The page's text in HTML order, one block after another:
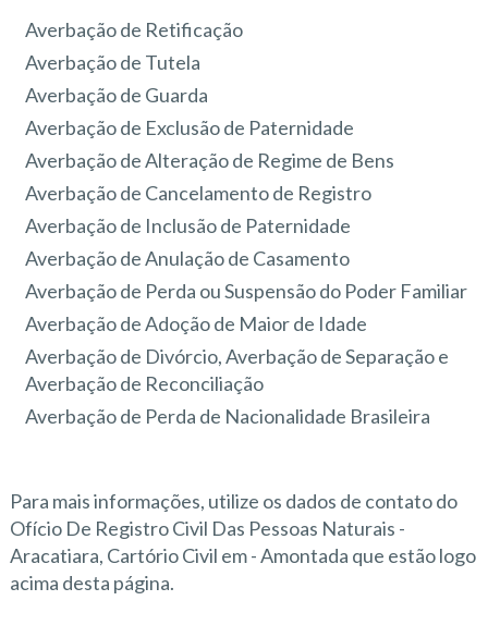
Averbação de Retificação
Averbação de Tutela
Averbação de Guarda
Averbação de Exclusão de Paternidade
Averbação de Alteração de Regime de Bens
Averbação de Cancelamento de Registro
Averbação de Inclusão de Paternidade
Averbação de Anulação de Casamento
Averbação de Perda ou Suspensão do Poder Familiar
Averbação de Adoção de Maior de Idade
Averbação de Divórcio, Averbação de Separação e
Averbação de Reconciliação
Averbação de Perda de Nacionalidade Brasileira
Para mais informações, utilize os dados de contato do
Ofício De Registro Civil Das Pessoas Naturais -
Aracatiara, Cartório Civil em - Amontada que estão logo
acima desta página.